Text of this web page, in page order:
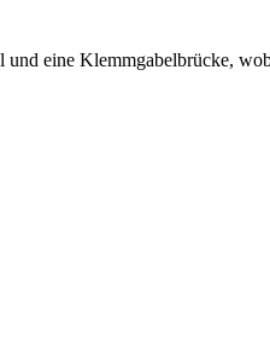
und eine Klemmgabelbrücke,